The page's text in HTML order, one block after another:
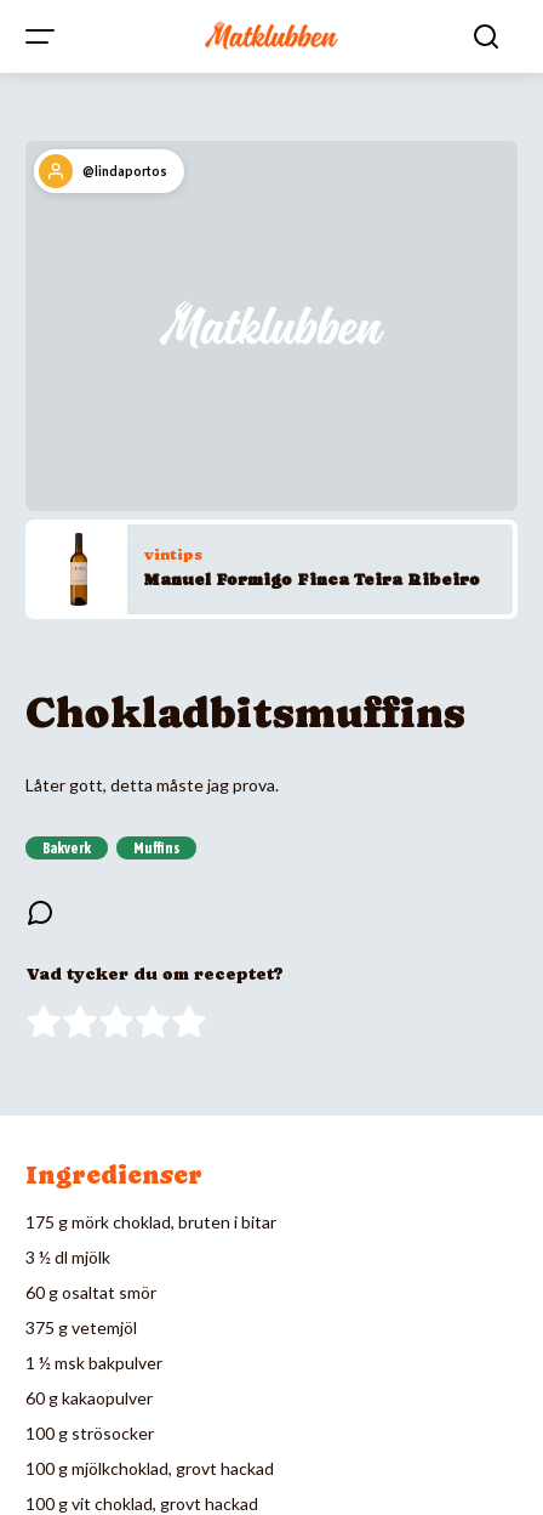
@lindaportos
vintips
Manuel Formigo Finca Teira Ribeiro
Chokladbitsmuffins
Låter gott, detta måste jag prova.
Bakverk Muffins
Vad tycker du om receptet?
Ingredienser
175 g mörk choklad, bruten i bitar
3 ½ dl mjölk
60 g osaltat smör
375 g vetemjöl
1 ½ msk bakpulver
60 g kakaopulver
100 g strösocker
100 g mjölkchoklad, grovt hackad
100 g vit choklad, grovt hackad